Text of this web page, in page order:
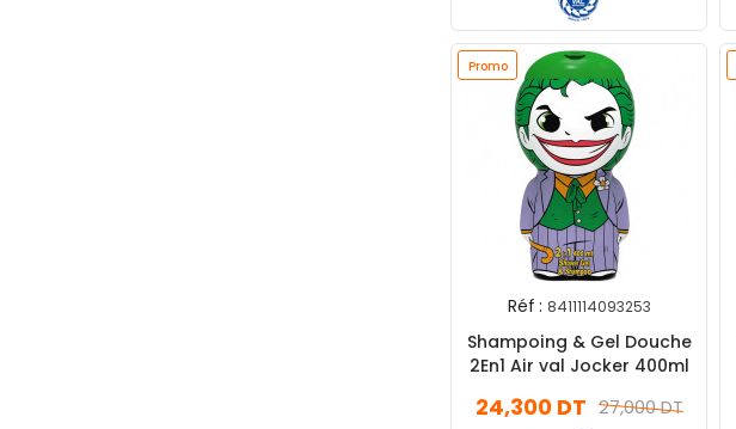
Promo
Réf : 8411114093253
Shampoing & Gel Douche
2En1 Air val Jocker 400ml
27,000 DT
24,300 DT